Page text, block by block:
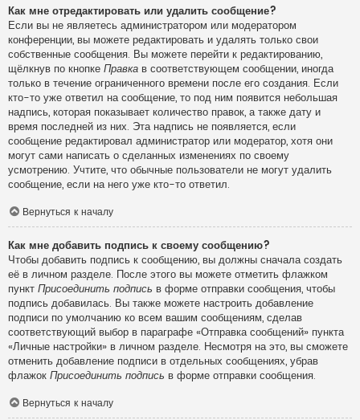
Как мне отредактировать или удалить сообщение?
Если вы не являетесь администратором или модератором
конференции, вы можете редактировать и удалять только свои
собственные сообщения. Вы можете перейти к редактированию,
щёлкнув по кнопке Правка в соответствующем сообщении, иногда
только в течение ограниченного времени после его создания. Если
кто-то уже ответил на сообщение, то под ним появится небольшая
надпись, которая показывает количество правок, а также дату и
время последней из них. Эта надпись не появляется, если
сообщение редактировал администратор или модератор, хотя они
могут сами написать о сделанных изменениях по своему
усмотрению. Учтите, что обычные пользователи не могут удалить
сообщение, если на него уже кто-то ответил.
Вернуться к началу
Как мне добавить подпись к своему сообщению?
Чтобы добавить подпись к сообщению, вы должны сначала создать
её в личном разделе. После этого вы можете отметить флажком
пункт Присоединить подпись в форме отправки сообщения, чтобы
подпись добавилась. Вы также можете настроить добавление
подписи по умолчанию ко всем вашим сообщениям, сделав
соответствующий выбор в параграфе «Отправка сообщений» пункта
«Личные настройки» в личном разделе. Несмотря на это, вы сможете
отменить добавление подписи в отдельных сообщениях, убрав
флажок Присоединить подпись в форме отправки сообщения.
Вернуться к началу